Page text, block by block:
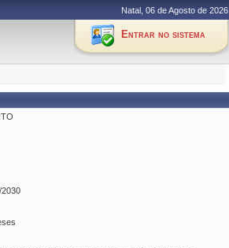
Natal, 06 de Agosto de 2026
Entrar no sistema
2030